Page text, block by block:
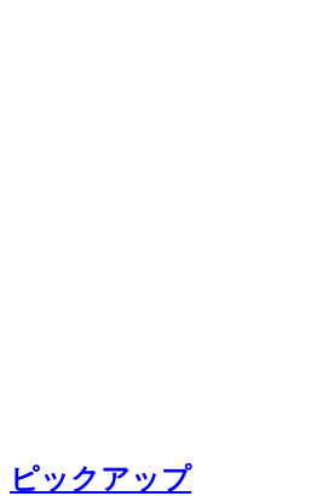
ピックアップ